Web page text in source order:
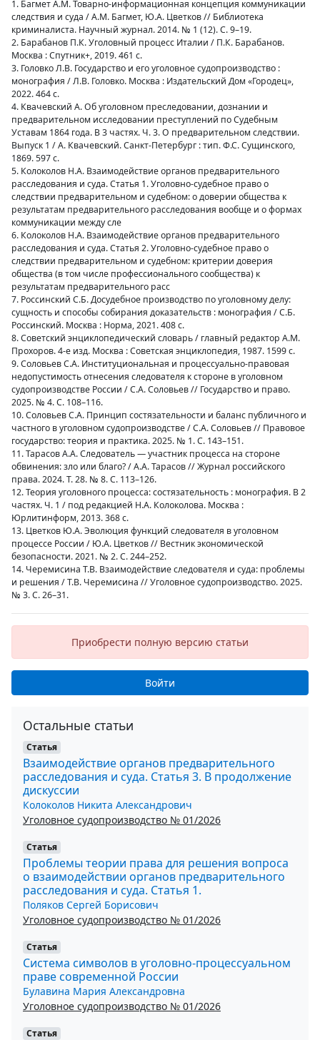
1. Багмет А.М. Товарно-информационная концепция коммуникации
следствия и суда / А.М. Багмет, Ю.А. Цветков // Библиотека
криминалиста. Научный журнал. 2014. № 1 (12). С. 9–19.
2. Барабанов П.К. Уголовный процесс Италии / П.К. Барабанов.
Москва : Спутник+, 2019. 461 с.
3. Головко Л.В. Государство и его уголовное судопроизводство :
монография / Л.В. Головко. Москва : Издательский Дом «Городец»,
2022. 464 с.
4. Квачевский А. Об уголовном преследовании, дознании и
предварительном исследовании преступлений по Судебным
Уставам 1864 года. В 3 частях. Ч. 3. О предварительном следствии.
Выпуск 1 / А. Квачевский. Санкт-Петербург : тип. Ф.С. Сущинского,
1869. 597 с.
5. Колоколов Н.А. Взаимодействие органов предварительного
расследования и суда. Статья 1. Уголовно-судебное право о
следствии предварительном и судебном: о доверии общества к
результатам предварительного расследования вообще и о формах
коммуникации между сле
6. Колоколов Н.А. Взаимодействие органов предварительного
расследования и суда. Статья 2. Уголовно-судебное право о
следствии предварительном и судебном: критерии доверия
общества (в том числе профессионального сообщества) к
результатам предварительного расс
7. Россинский С.Б. Досудебное производство по уголовному делу:
сущность и способы собирания доказательств : монография / С.Б.
Россинский. Москва : Норма, 2021. 408 с.
8. Советский энциклопедический словарь / главный редактор А.М.
Прохоров. 4-е изд. Москва : Советская энциклопедия, 1987. 1599 с.
9. Соловьев С.А. Институциональная и процессуально-правовая
недопустимость отнесения следователя к стороне в уголовном
судопроизводстве России / С.А. Соловьев // Государство и право.
2025. № 4. С. 108–116.
10. Соловьев С.А. Принцип состязательности и баланс публичного и
частного в уголовном судопроизводстве / С.А. Соловьев // Правовое
государство: теория и практика. 2025. № 1. С. 143–151.
11. Тарасов А.А. Следователь — участник процесса на стороне
обвинения: зло или благо? / А.А. Тарасов // Журнал российского
права. 2024. Т. 28. № 8. С. 113–126.
12. Теория уголовного процесса: состязательность : монография. В 2
частях. Ч. 1 / под редакцией Н.А. Колоколова. Москва :
Юрлитинформ, 2013. 368 с.
13. Цветков Ю.А. Эволюция функций следователя в уголовном
процессе России / Ю.А. Цветков // Вестник экономической
безопасности. 2021. № 2. С. 244–252.
14. Черемисина Т.В. Взаимодействие следователя и суда: проблемы
и решения / Т.В. Черемисина // Уголовное судопроизводство. 2025.
№ 3. С. 26–31.
Приобрести полную версию статьи
Войти
Остальные статьи
Статья
Взаимодействие органов предварительного
расследования и суда. Статья 3. В продолжение
дискуссии
Колоколов Никита Александрович
Уголовное судопроизводство № 01/2026
Статья
Проблемы теории права для решения вопроса
о взаимодействии органов предварительного
расследования и суда. Статья 1.
Поляков Сергей Борисович
Уголовное судопроизводство № 01/2026
Статья
Система символов в уголовно-процессуальном
праве современной России
Булавина Мария Александровна
Уголовное судопроизводство № 01/2026
Статья